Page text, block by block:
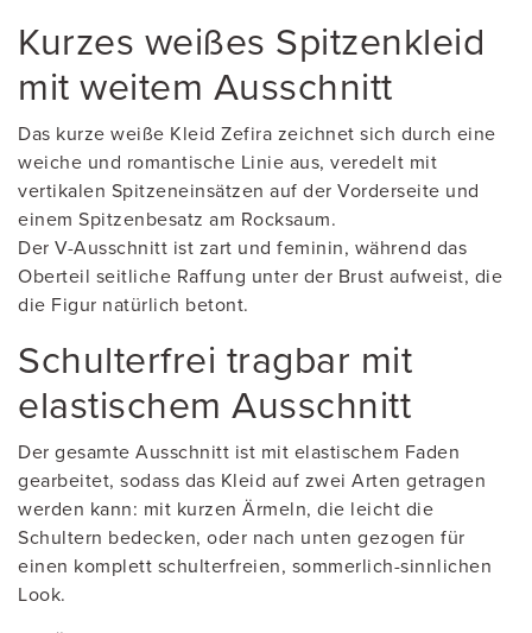
Kurzes weißes Spitzenkleid
mit weitem Ausschnitt
Das kurze weiße Kleid Zefira zeichnet sich durch eine
weiche und romantische Linie aus, veredelt mit
vertikalen Spitzeneinsätzen auf der Vorderseite und
einem Spitzenbesatz am Rocksaum.
Der V-Ausschnitt ist zart und feminin, während das
Oberteil seitliche Raffung unter der Brust aufweist, die
die Figur natürlich betont.
Schulterfrei tragbar mit
elastischem Ausschnitt
Der gesamte Ausschnitt ist mit elastischem Faden
gearbeitet, sodass das Kleid auf zwei Arten getragen
werden kann: mit kurzen Ärmeln, die leicht die
Schultern bedecken, oder nach unten gezogen für
einen komplett schulterfreien, sommerlich-sinnlichen
Look.